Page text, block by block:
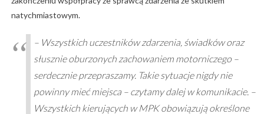
natychmiastowym.
– Wszystkich uczestników zdarzenia, świadków oraz
słusznie oburzonych zachowaniem motorniczego –
serdecznie przepraszamy. Takie sytuacje nigdy nie
powinny mieć miejsca – czytamy dalej w komunikacie. –
Wszystkich kierujących w MPK obowiązują określone